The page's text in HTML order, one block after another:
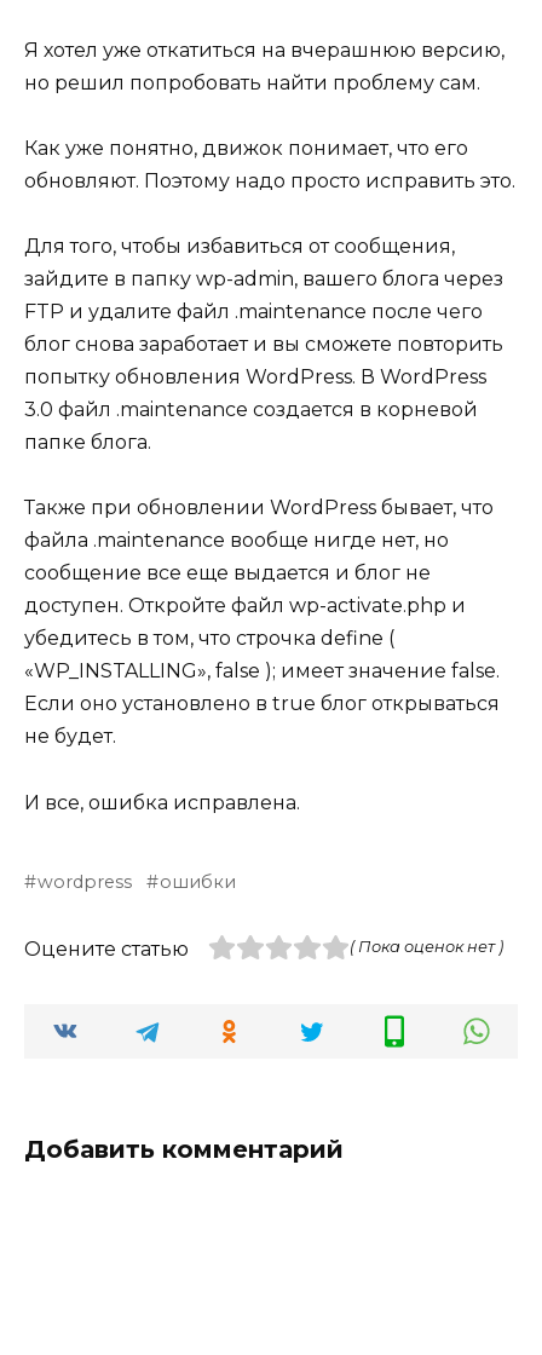
Я хотел уже откатиться на вчерашнюю версию,
но решил попробовать найти проблему сам.
Как уже понятно, движок понимает, что его
обновляют. Поэтому надо просто исправить это.
Для того, чтобы избавиться от сообщения,
зайдите в папку wp-admin, вашего блога через
FTP и удалите файл .maintenance после чего
блог снова заработает и вы сможете повторить
попытку обновления WordPress. В WordPress
3.0 файл .maintenance создается в корневой
папке блога.
Также при обновлении WordPress бывает, что
файла .maintenance вообще нигде нет, но
сообщение все еще выдается и блог не
доступен. Откройте файл wp-activate.php и
убедитесь в том, что строчка define (
«WP_INSTALLING», false ); имеет значение false.
Если оно установлено в true блог открываться
не будет.
И все, ошибка исправлена.
wordpress ошибки
Оцените статью ( Пока оценок нет )
Добавить комментарий